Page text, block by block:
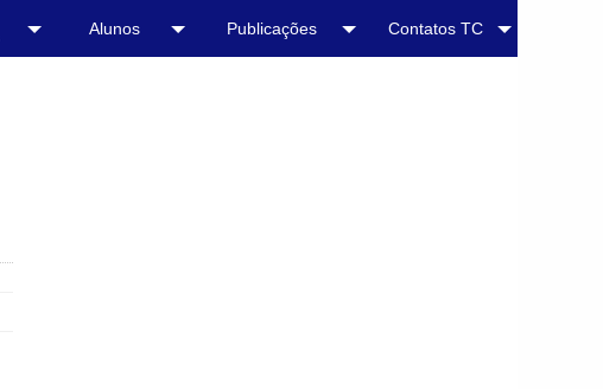
Alunos Publicações Contatos TC